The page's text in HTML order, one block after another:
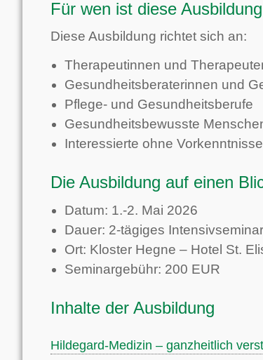
Für wen ist diese
Diese Ausbildung richtet sich an:
Therapeutinnen und
Gesundheitsberaterinnen und
Pflege- und Gesundheitsberufe
Gesundheitsbewusste
Interessierte ohne Vorkenntnisse
Die Ausbildung auf einen
Datum: 1.-2. Mai 2026
Dauer: 2-tägiges Intensivseminar
Ort: Kloster Hegne – Hotel St.
Seminargebühr: 200 EUR
Inhalte der Ausbildung
Hildegard-Medizin – ganzheitlich